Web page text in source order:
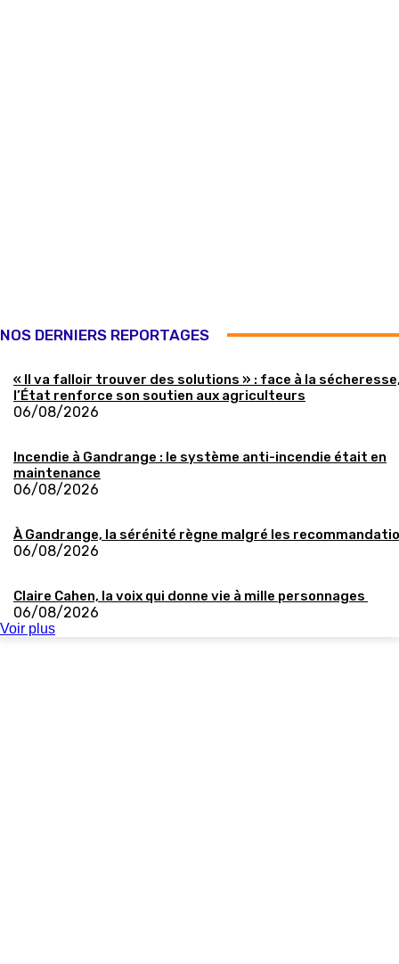
NOS DERNIERS REPORTAGES
« Il va falloir trouver des solutions » : face à la
l’État renforce son soutien aux agriculteurs
06/08/2026
Incendie à Gandrange : le système anti-incendie était en
maintenance
06/08/2026
À Gandrange, la sérénité règne malgré les
06/08/2026
Claire Cahen, la voix qui donne vie à mille personnages
06/08/2026
Voir plus